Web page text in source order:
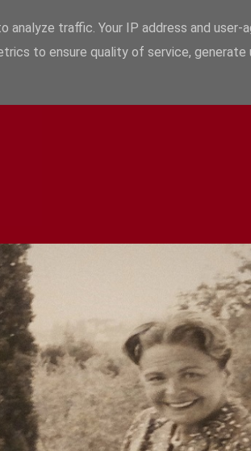
traffic. Your IP address and user-
to ensure quality of service, generate